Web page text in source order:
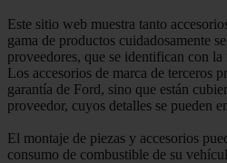
Este sitio web muestra tanto
gama de productos cuidadosamente
proveedores, que se identifican con
Los accesorios de marca de terceros
garantía de Ford, sino que están
proveedor, cuyos detalles se pueden
El montaje de piezas y accesorios
consumo de combustible de su